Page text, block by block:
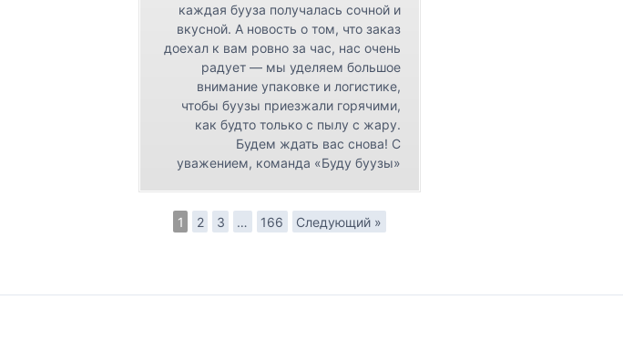
каждая бууза получалась сочной и
вкусной. А новость о том, что заказ
доехал к вам ровно за час, нас очень
радует — мы уделяем большое
внимание упаковке и логистике,
чтобы буузы приезжали горячими,
как будто только с пылу с жару.
Будем ждать вас снова! С
уважением, команда «Буду буузы»
1 2 3 … 166 Следующий »